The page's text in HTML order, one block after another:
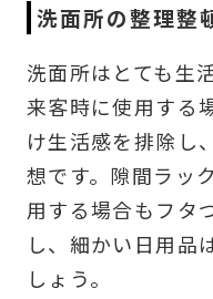
洗面所の整理整
洗面所はとても生
来客時に使用する
け生活感を排除し
想です。隙間ラッ
用する場合もフタ
し、細かい日用品
しょう。